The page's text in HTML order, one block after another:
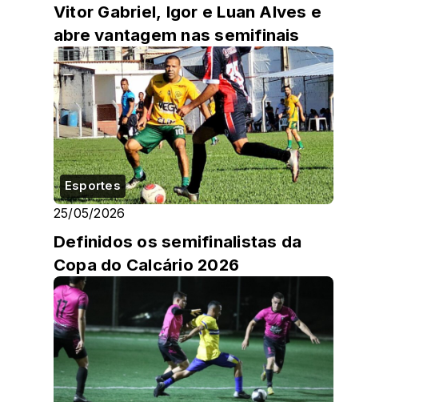
Vitor Gabriel, Igor e Luan Alves e
abre vantagem nas semifinais
Esportes
25/05/2026
Definidos os semifinalistas da
Copa do Calcário 2026